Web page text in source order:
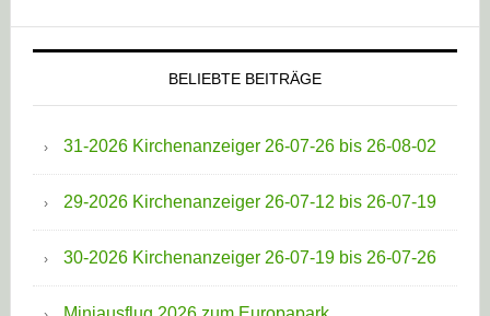
BELIEBTE BEITRÄGE
31-2026 Kirchenanzeiger 26-07-26 bis 26-08-02
29-2026 Kirchenanzeiger 26-07-12 bis 26-07-19
30-2026 Kirchenanzeiger 26-07-19 bis 26-07-26